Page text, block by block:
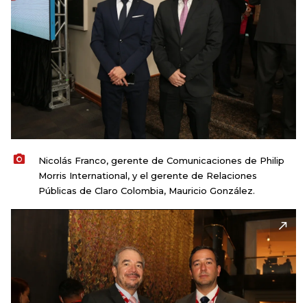
Nicolás Franco, gerente de Comunicaciones de Philip
Morris International, y el gerente de Relaciones
Públicas de Claro Colombia, Mauricio González.